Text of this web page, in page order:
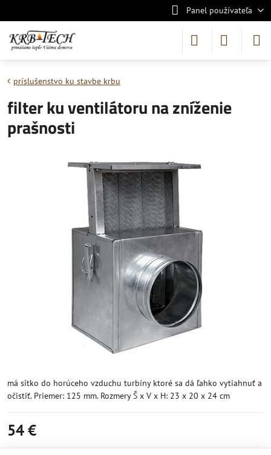
Panel používateľa
príslušenstvo ku stavbe krbu
filter ku ventilátoru na zníženie
prašnosti
má sitko do horúceho vzduchu turbíny ktoré sa dá ľahko vytiahnuť a
očistiť. Priemer: 125 mm. Rozmery Š x V x H: 23 x 20 x 24 cm
54 €